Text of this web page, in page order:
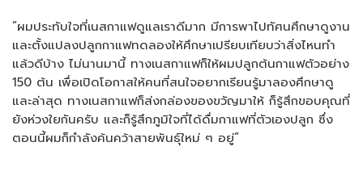
”ผมประทับใจที่เนสกาแฟดูแลเราดีมาก มีการพาไปทัศนศึกษาดูงาน
และตั้งแปลงปลูกกาแฟทดลองให้ศึกษาเปรียบเทียบว่าสิ่งไหนทำ
แล้วดีบ้าง ไม่นานมานี้ ทางเนสกาแฟก็ให้ผมปลูกต้นกาแฟตัวอย่าง
150 ต้น เพื่อเปิดโอกาสให้คนที่สนใจอยากเรียนรู้มาลองศึกษาดู
และล่าสุด ทางเนสกาแฟก็ส่งกล่องของขวัญมาให้ ก็รู้สึกขอบคุณที่
ยังห่วงใยกันครับ และก็รู้สึกภูมิใจที่ได้ดื่มกาแฟที่ตัวเองปลูก ซึ่ง
ตอนนี้ผมก็กำลังค้นคว้าสายพันธุ์ใหม่ ๆ อยู่”